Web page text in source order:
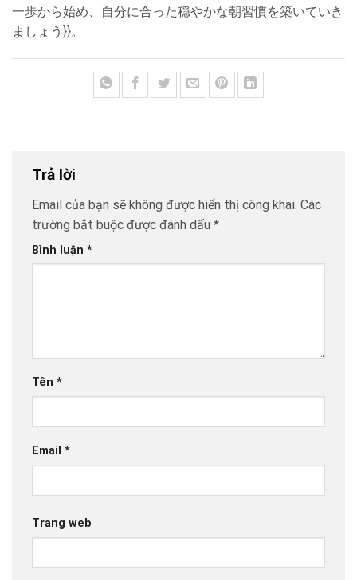
一歩から始め、自分に合った穏やかな朝習慣を築いていき
ましょう}}。
Trả lời
Email của bạn sẽ không được hiển thị công khai. Các
trường bắt buộc được đánh dấu *
Bình luận *
Tên *
Email *
Trang web